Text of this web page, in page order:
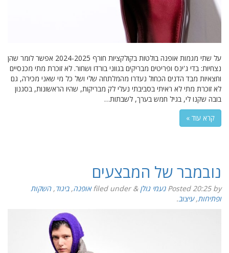
על שתי מגמות אופנה בולטות בקולקציות חורף 2024-2025 אפשר לומר שהן
נצחיות: בדי ג'ינס ופריטים מבריקים בגווני בורדו ושחור. לא זוכרת מתי מכנסיים
וחצאיות מבד הדנים הכחול נעדרו מהמלתחה שלי ושל כל מי שאני מכירה, גם
לא זוכרת מתי לא ראיתי בסביבתי נעלי לק מבריקות, שהיו הראשונות, בסגנון
בובה שקנו לי, בגיל חמש בערך, לשבתות…
קרא עוד »
נובמבר של המבצעים
Posted20:25by נעמי גולן &
filed under אופנה,ביגוד,השקות
ופתיחות,עיצוב.